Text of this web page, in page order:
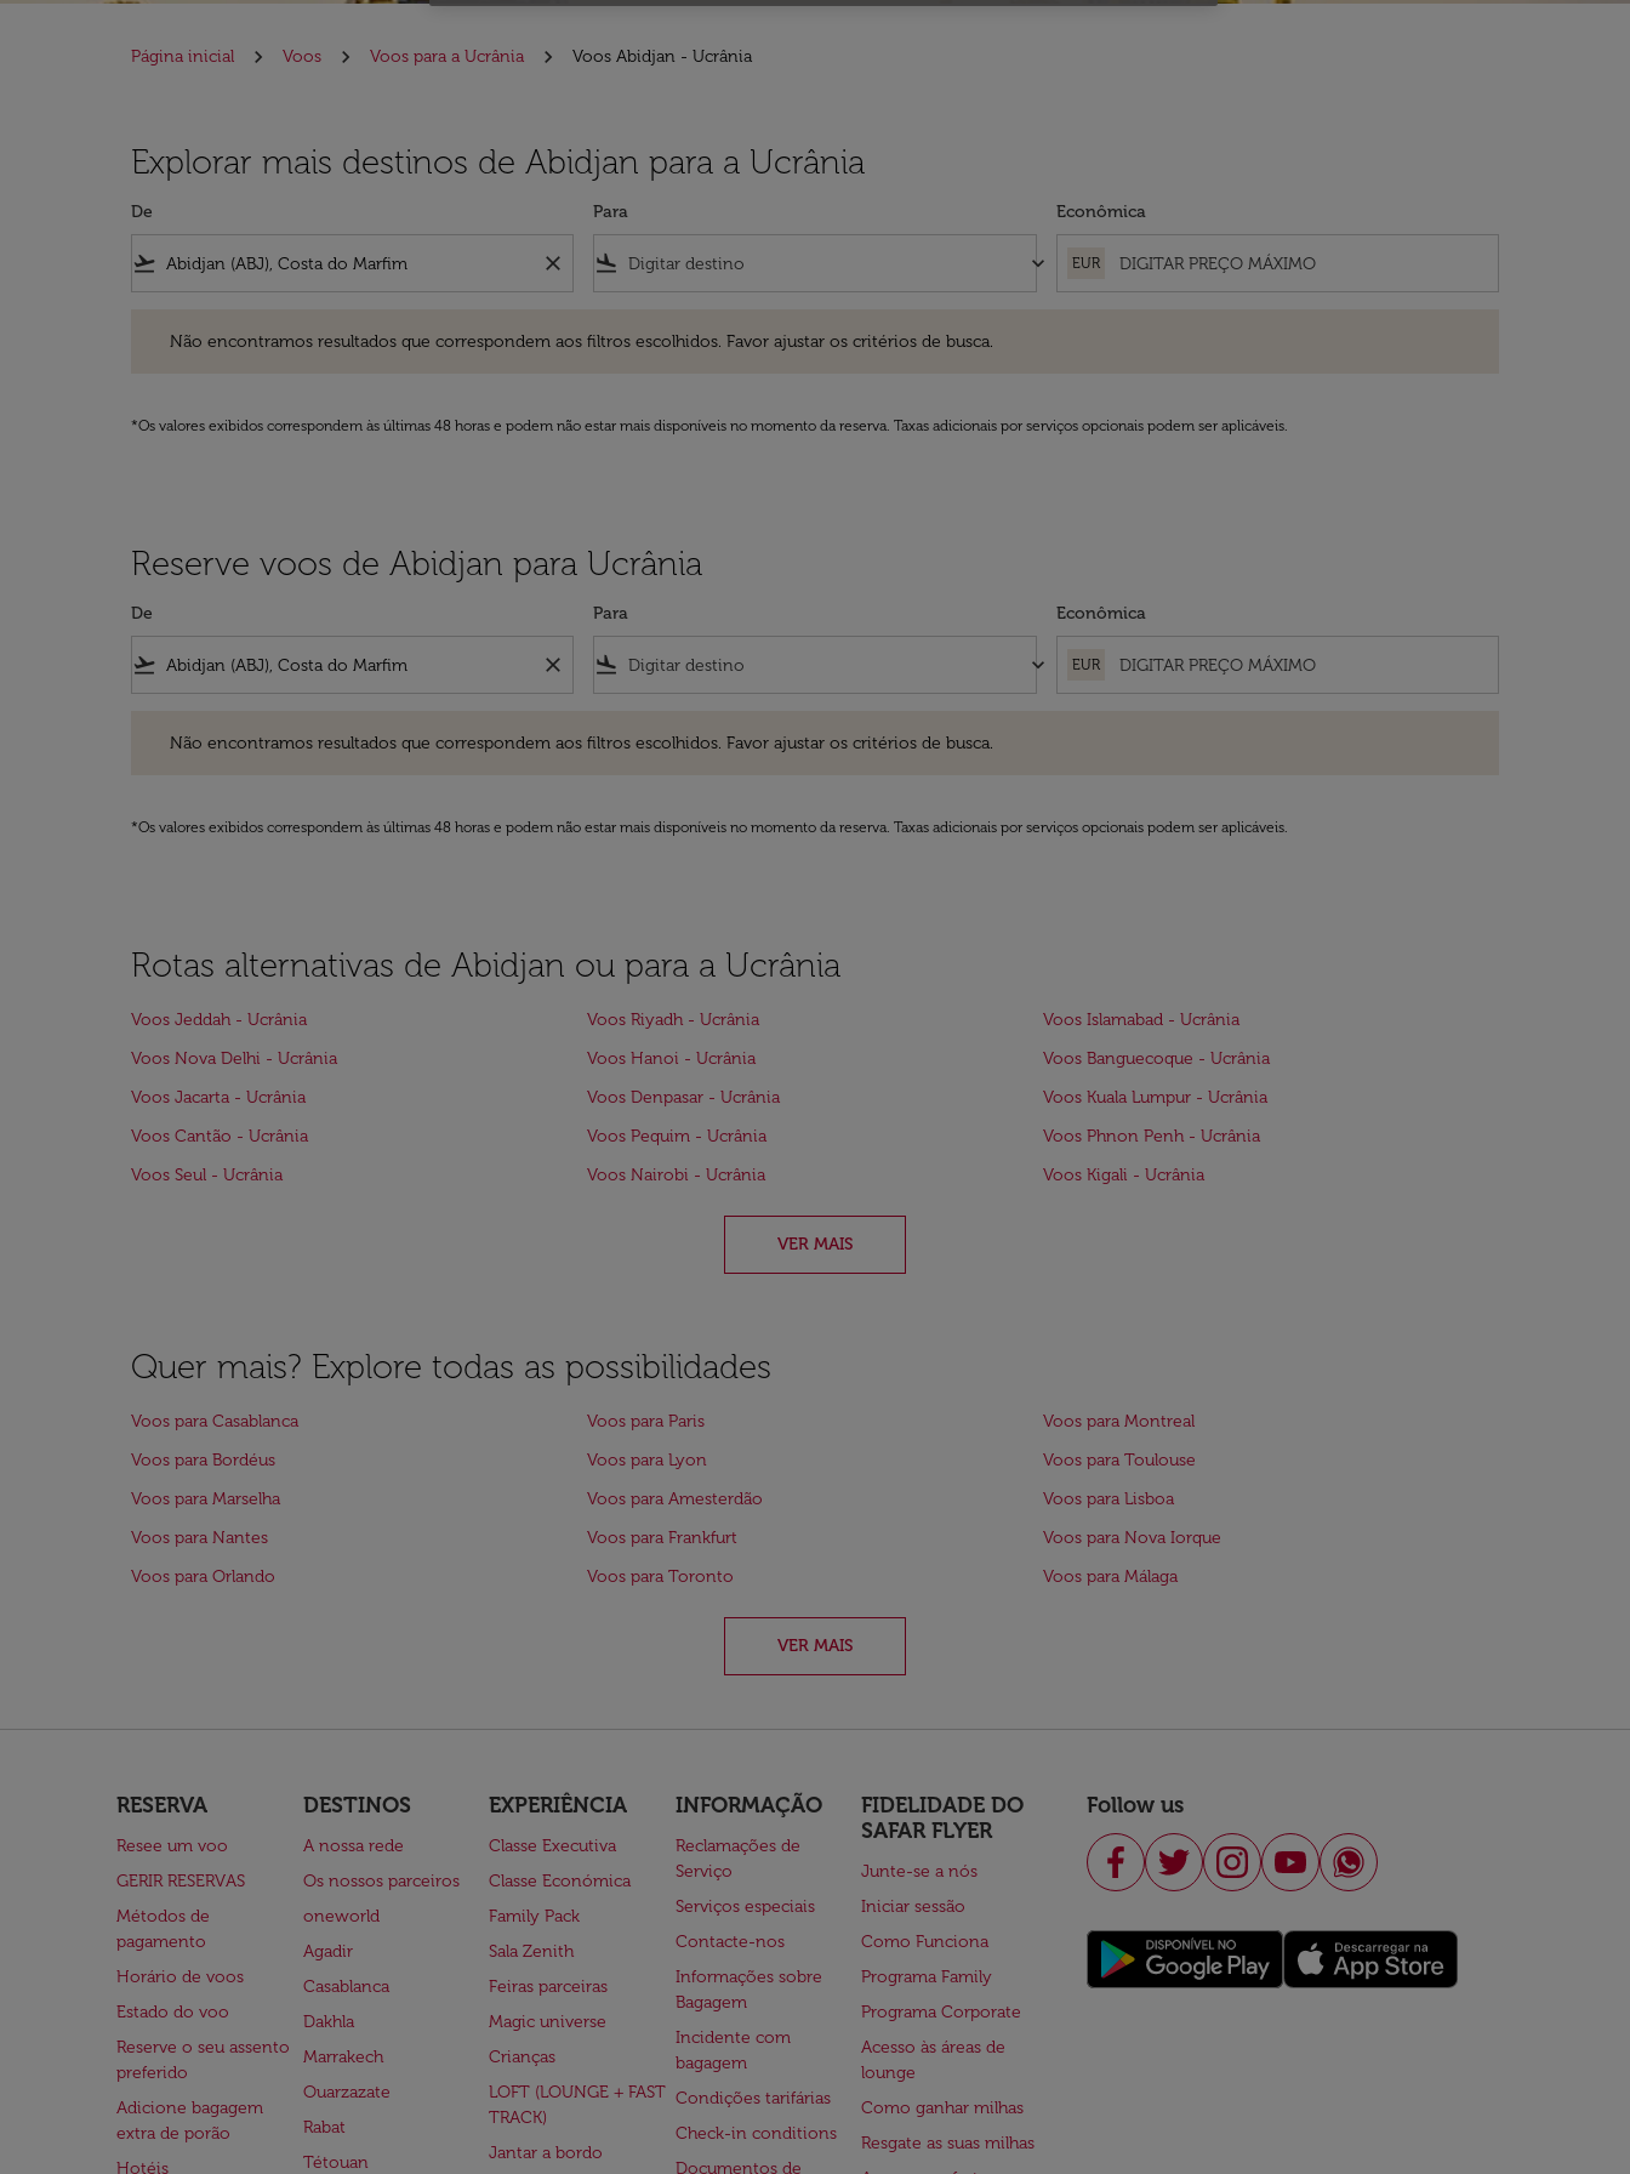
Página inicial Voos Voos para a Ucrânia Voos Abidjan - Ucrânia
Explorar mais destinos de Abidjan para a Ucrânia
De
flight_takeoff close
Para
flight_land keyboard_arrow_down
Econômica
EUR
Não encontramos resultados que correspondem aos filtros escolhidos. Favor ajustar os critérios de busca.
*Os valores exibidos correspondem às últimas 48 horas e podem não estar mais disponíveis no momento da reserva. Taxas adicionais por serviços opcionais podem ser aplicáveis.
Reserve voos de Abidjan para Ucrânia
De
flight_takeoff close
Para
flight_land keyboard_arrow_down
Econômica
EUR
Não encontramos resultados que correspondem aos filtros escolhidos. Favor ajustar os critérios de busca.
*Os valores exibidos correspondem às últimas 48 horas e podem não estar mais disponíveis no momento da reserva. Taxas adicionais por serviços opcionais podem ser aplicáveis.
Rotas alternativas de Abidjan ou para a Ucrânia
Voos Jeddah - Ucrânia Voos Riyadh - Ucrânia
Voos Islamabad - Ucrânia
Voos Nova Delhi - Ucrânia
Voos Hanoi - Ucrânia
Voos Banguecoque - Ucrânia
Voos Jacarta - Ucrânia
Voos Denpasar - Ucrânia
Voos Kuala Lumpur - Ucrânia
Voos Cantão - Ucrânia
Voos Pequim - Ucrânia
Voos Phnon Penh - Ucrânia
Voos Seul - Ucrânia
Voos Nairobi - Ucrânia Voos Kigali - Ucrânia
VER MAIS
Quer mais? Explore todas as possibilidades
Voos para Casablanca Voos para Paris
Voos para Montreal
Voos para Bordéus
Voos para Lyon
Voos para Toulouse
Voos para Marselha
Voos para Amesterdão
Voos para Lisboa
Voos para Nantes
Voos para Frankfurt
Voos para Nova Iorque
Voos para Orlando
Voos para Toronto Voos para Málaga
VER MAIS
RESERVA
Resee um voo
GERIR RESERVAS
Métodos de
pagamento
Horário de voos
Estado do voo
Reserve o seu assento
preferido
Adicione bagagem
extra de porão
Hotéis
DESTINOS
A nossa rede
Os nossos parceiros
oneworld
Agadir
Casablanca
Dakhla
Marrakech
Ouarzazate
Rabat
Tétouan
EXPERIÊNCIA
Classe Executiva
Classe Económica
Family Pack
Sala Zenith
Feiras parceiras
Magic universe
Crianças
LOFT (LOUNGE + FAST
TRACK)
Jantar a bordo
INFORMAÇÃO
Reclamações de
Serviço
Serviços especiais
Contacte-nos
Informações sobre
Bagagem
Incidente com
bagagem
Condições tarifárias
Check-in conditions
Documentos de
FIDELIDADE DO
SAFAR FLYER
Junte-se a nós
Iniciar sessão
Como Funciona
Programa Family
Programa Corporate
Acesso às áreas de
lounge
Como ganhar milhas
Resgate as suas milhas
Follow us